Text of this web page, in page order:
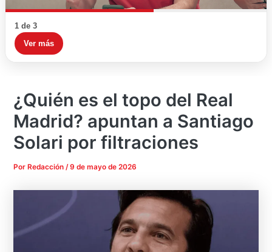
1 de 3
Ver más
¿Quién es el topo del Real
Madrid? apuntan a Santiago
Solari por filtraciones
Por Redacción/9 de mayo de 2026